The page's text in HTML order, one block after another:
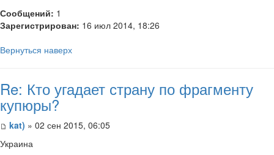
Сообщений: 1
Зарегистрирован: 16 июл 2014, 18:26
Вернуться наверх
Re: Кто угадает страну по фрагменту
купюры?
kat) » 02 сен 2015, 06:05
Украина